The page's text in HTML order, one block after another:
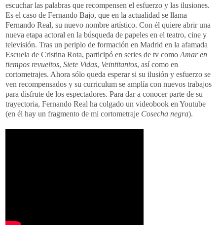
escuchar las palabras que recompensen el esfuerzo y las ilusiones.
Es el caso de Fernando Bajo, que en la actualidad se llama
Fernando Real, su nuevo nombre artístico. Con él quiere abrir una
nueva etapa actoral en la búsqueda de papeles en el teatro, cine y
televisión. Tras un periplo de formación en Madrid en la afamada
Escuela de Cristina Rota, participó en series de tv como Amar en
tiempos revueltos, Siete Vidas, Veintitantos, así como en
cortometrajes. Ahora sólo queda esperar si su ilusión y esfuerzo se
ven recompensados y su curriculum se amplía con nuevos trabajos
para disfrute de los espectadores. Para dar a conocer parte de su
trayectoria, Fernando Real ha colgado un videobook en Youtube
(en él hay un fragmento de mi cortometraje Cosecha negra).